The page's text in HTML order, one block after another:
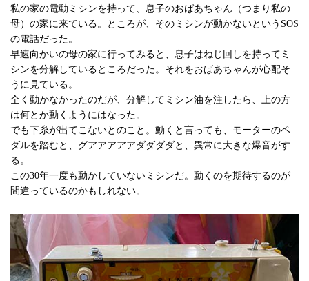
私の家の電動ミシンを持って、息子のおばあちゃん（つまり私の
母）の家に来ている。ところが、そのミシンが動かないというSOS
の電話だった。
早速向かいの母の家に行ってみると、息子はねじ回しを持ってミ
シンを分解しているところだった。それをおばあちゃんが心配そ
うに見ている。
全く動かなかったのだが、分解してミシン油を注したら、上の方
は何とか動くようにはなった。
でも下糸が出てこないとのこと。動くと言っても、モーターのペ
ダルを踏むと、グアアアアアダダダダと、異常に大きな爆音がす
る。
この30年一度も動かしていないミシンだ。動くのを期待するのが
間違っているのかもしれない。